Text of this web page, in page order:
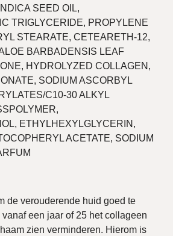
SEED OIL,
TRIGLYCERIDE, PROPYLENE
STEARATE, CETEARETH-12,
BARBADENSIS LEAF
HYDROLYZED COLLAGEN,
SODIUM ASCORBYL
C10-30 ALKYL
ETHYLHEXYLGLYCERIN,
ACETATE, SODIUM
de verouderende huid goed te
een jaar of 25 het collageen
zien verminderen. Hierom is